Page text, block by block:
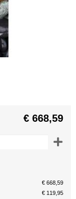
€ 668,59
€ 668,59
€ 119,95